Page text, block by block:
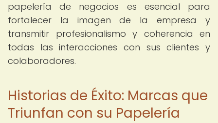
papelería de negocios es esencial para
fortalecer la imagen de la empresa y
transmitir profesionalismo y coherencia en
todas las interacciones con sus clientes y
colaboradores.
Historias de Éxito: Marcas que
Triunfan con su Papelería